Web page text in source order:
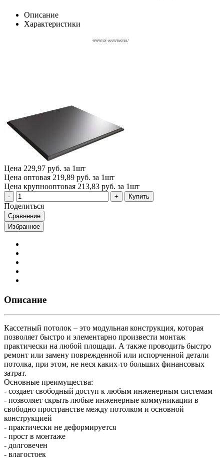
Описание
Характеристики
Цена 229,97 руб. за 1шт
Цена оптовая 219,89 руб. за 1шт
Цена крупнооптовая 213,83 руб. за 1шт
Купить
Поделиться
Сравнение
Избранное
Описание
Кассетный потолок – это модульная конструкция, которая
позволяет быстро и элементарно произвести монтаж
практически на любой площади. А также проводить быстро
ремонт или замену поврежденной или испорченной детали
потолка, при этом, не неся каких-то больших финансовых
затрат.
Основные преимущества:
- создает свободный доступ к любым инженерным системам
- позволяет скрыть любые инженерные коммуникации в
свободно пространстве между потолком и основной
конструкцией
- практически не деформируется
- прост в монтаже
- долговечен
- влагостоек